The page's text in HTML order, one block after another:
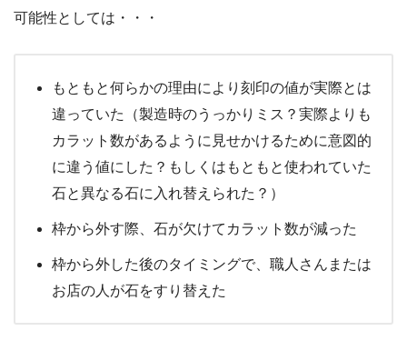
可能性としては・・・
もともと何らかの理由により刻印の値が実際とは
違っていた（製造時のうっかりミス？実際よりも
カラット数があるように見せかけるために意図的
に違う値にした？もしくはもともと使われていた
石と異なる石に入れ替えられた？）
枠から外す際、石が欠けてカラット数が減った
枠から外した後のタイミングで、職人さんまたは
お店の人が石をすり替えた